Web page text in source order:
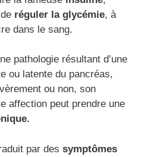
réguler la glycémie, à
dans le sang.
pathologie résultant d’une
ou latente du pancréas,
ou non, son
affection peut prendre une
par des symptômes